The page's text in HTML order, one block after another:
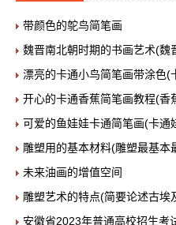
带颜色的鸵鸟简笔画
魏晋南北朝时期的书画艺术(魏
漂亮的卡通小鸟简笔画带涂色(
开心的卡通香蕉简笔画教程(香
可爱的鱼娃娃卡通简笔画(卡通
雕塑用的基本材料(雕塑最基本
未来油画的增值空间
雕塑艺术的特点(简要论述古埃
安徽省2023年普通高校招生考